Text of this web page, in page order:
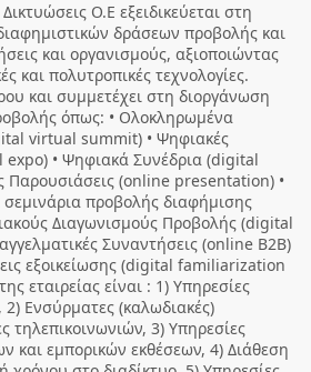
Ο.Ε εξειδικεύεται στη
δράσεων προβολής και
και οργανισμούς, αξιοποιώντας
και πολυτροπικές τεχνολογίες.
και συμμετέχει στη διοργάνωση
όπως: • Ολοκληρωμένα
virtual summit) • Ψηφιακές
expo) • Ψηφιακά Συνέδρια (digital
Παρουσιάσεις (online presentation) •
προβολής διαφήμισης
Διαγωνισμούς Προβολής (digital
Συναντήσεις (online B2B)
εξοικείωσης (digital familiarization
εταιρείας είναι : 1) Υπηρεσίες
2) Ενσύρματες (καλωδιακές)
τηλεπικοινωνιών, 3) Υπηρεσίες
και εμπορικών εκθέσεων, 4) Διάθεση